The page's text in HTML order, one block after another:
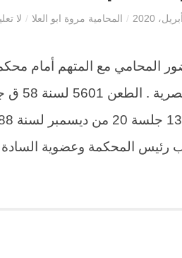
/ المحامية مروة ابو العلا / لا
المحامي مع المتهم أمام
رئيس المحكمة وعضوية